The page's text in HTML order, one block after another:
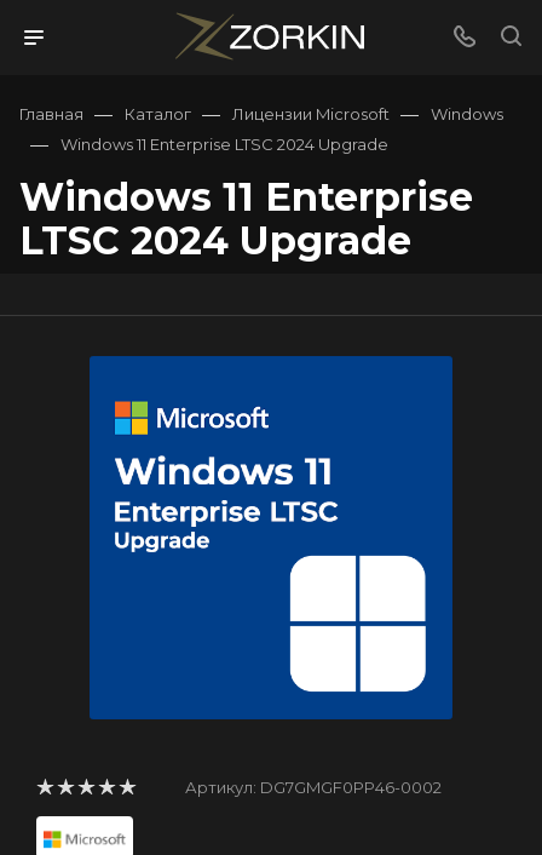
Главная — Каталог — Лицензии Microsoft — Windows
— Windows 11 Enterprise LTSC 2024 Upgrade
Windows 11 Enterprise
LTSC 2024 Upgrade
Артикул: DG7GMGF0PP46-0002